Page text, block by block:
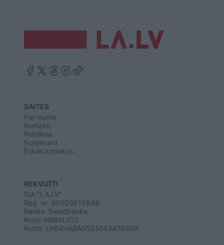
SAITES
Par mums
Kontakti
Reklāma
Noteikumi
Ētikas kodekss
REKVIZĪTI
SIA "LA.LV"
Reģ. nr. 40003616846
Banka: Swedbanka
Kods: HABALV22
Konts: LV64HABA0551043479309